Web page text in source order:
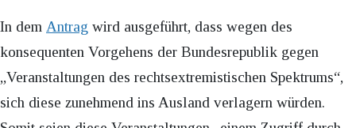
In dem Antrag wird ausgeführt, dass wegen des
konsequenten Vorgehens der Bundesrepublik gegen
„Veranstaltungen des rechtsextremistischen Spektrums“,
sich diese zunehmend ins Ausland verlagern würden.